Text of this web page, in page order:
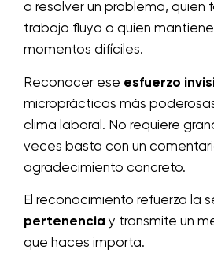
a resolver un problema, quien
trabajo fluya o quien
momentos difíciles.
Reconocer ese esfuerzo
microprácticas más
clima laboral. No requiere
veces basta con un
agradecimiento concreto.
El reconocimiento refuerza la
pertenencia y transmite un
que haces importa.